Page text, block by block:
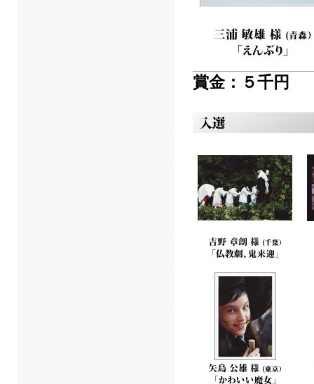
賞金：５千円